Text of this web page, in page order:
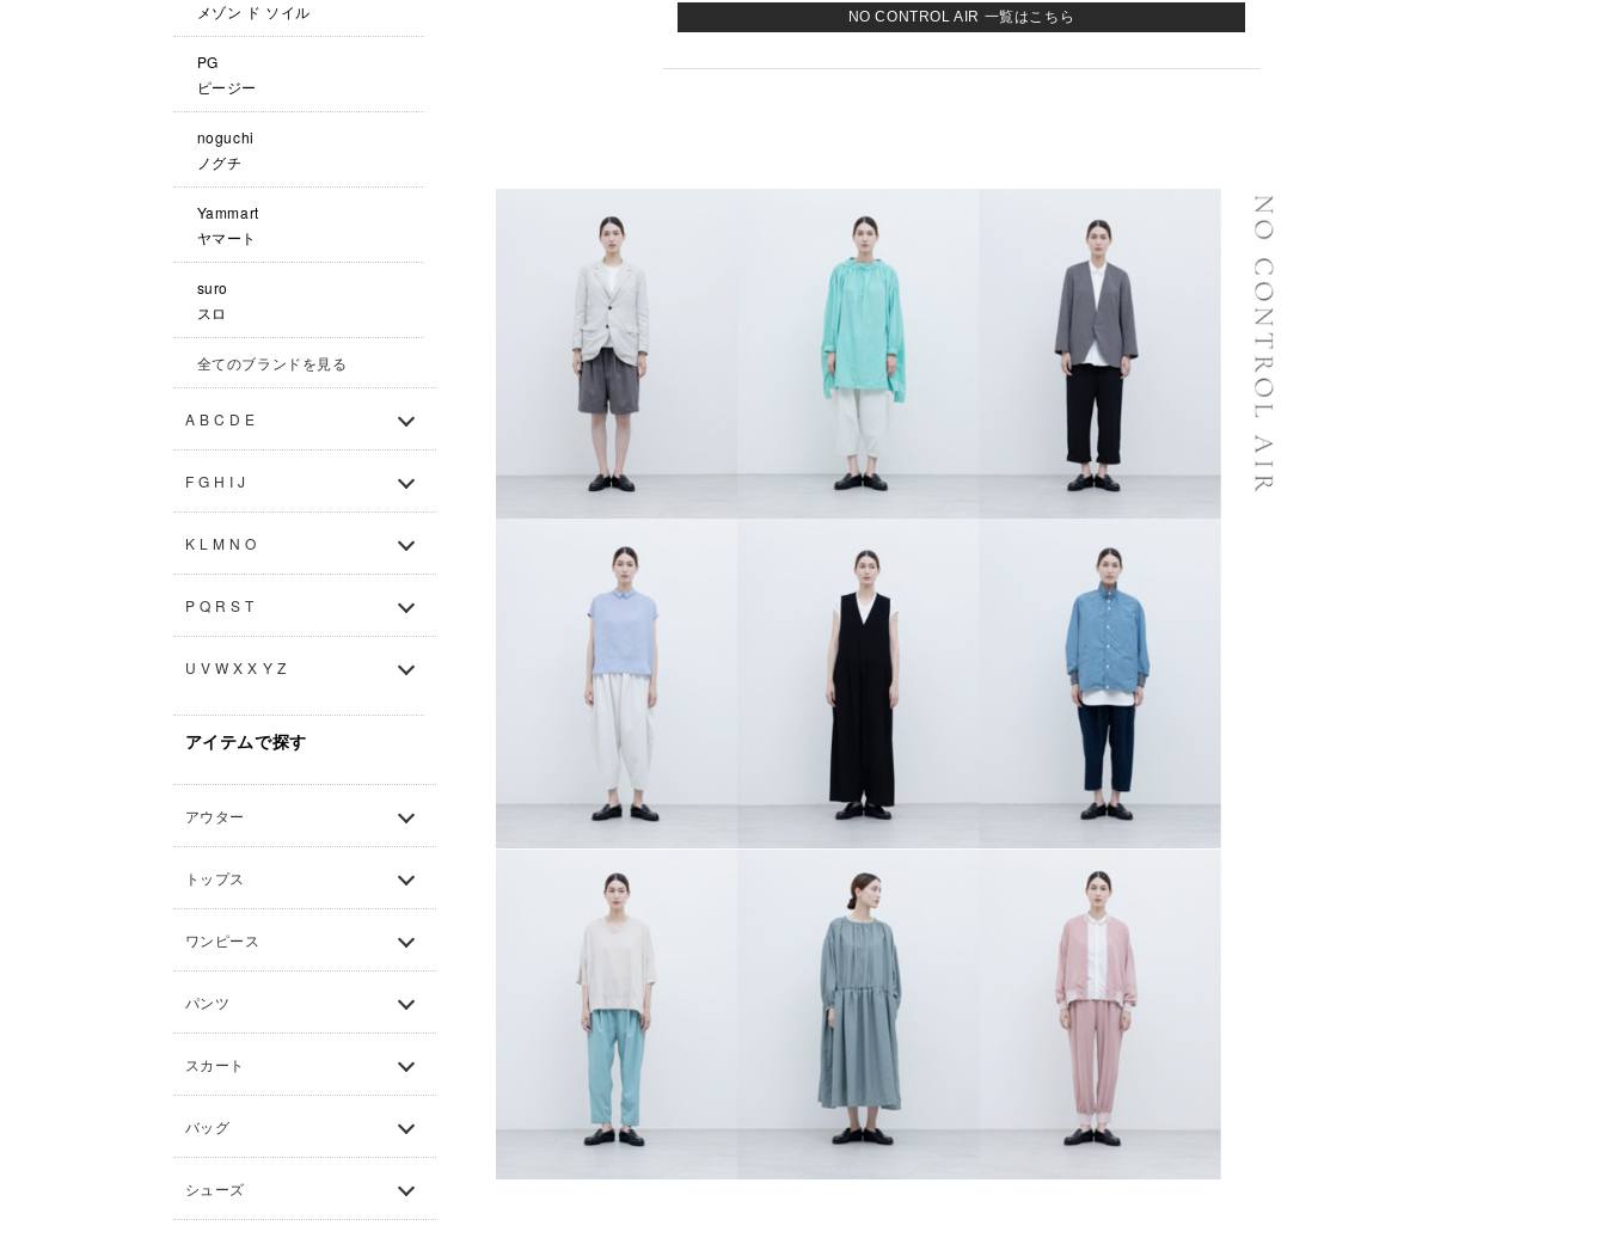
メゾン ド ソイル
PG
ピージー
noguchi
ノグチ
Yammart
ヤマート
suro
スロ
全てのブランドを見る
A B C D E
F G H I J
K L M N O
P Q R S T
U V W X X Y Z
アイテムで探す
アウター
トップス
ワンピース
パンツ
スカート
バッグ
シューズ
NO CONTROL AIR 一覧はこちら